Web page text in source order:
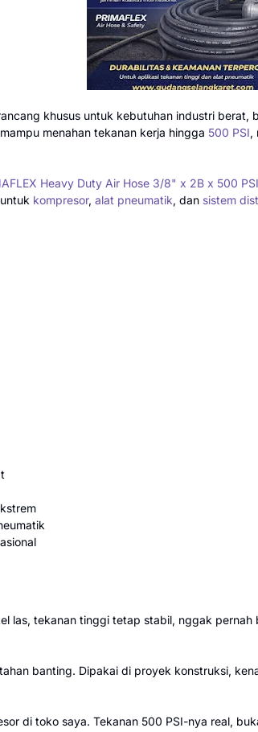
khusus untuk kebutuhan industri berat,
menahan tekanan kerja hingga 500 PSI,
Heavy Duty Air Hose 3/8" x 2B x 500
kompresor, alat pneumatik, dan sistem
las, tekanan tinggi tetap stabil, nggak
banting. Dipakai di proyek konstruksi,
di toko saya. Tekanan 500 PSI-nya real,